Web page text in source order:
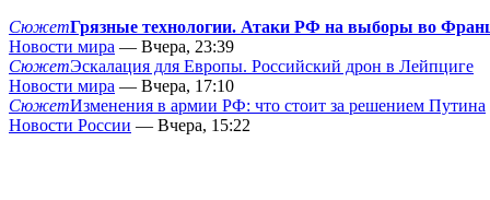
СюжетГрязные технологии. Атаки РФ на выборы во
Новости мира — Вчера, 23:39
СюжетЭскалация для Европы. Российский дрон в Лейпциге
Новости мира — Вчера, 17:10
СюжетИзменения в армии РФ: что стоит за решением Путина
Новости России — Вчера, 15:22